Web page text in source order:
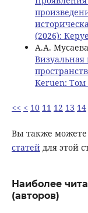
(2026):
А.А.
Keruen: Том
<< < 10 11 12 13 14
Вы также можете
статейдля этой
Наиболее
(авторов)